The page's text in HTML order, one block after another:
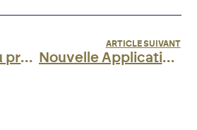
Inauguration du premier “Spaziu INSEME” à l’aéroport Ajaccio Napoléon Bonaparte : un engagement collectif au service des patients corses.
ARTICLE SUIVANT
Nouvelle Application « Aéroports de Corse »